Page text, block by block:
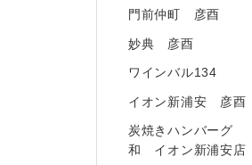
門前仲町 彦酉
妙典 彦酉
ワインバル134
イオン新浦安 彦酉
炭焼きハンバーグ
和 イオン新浦安店